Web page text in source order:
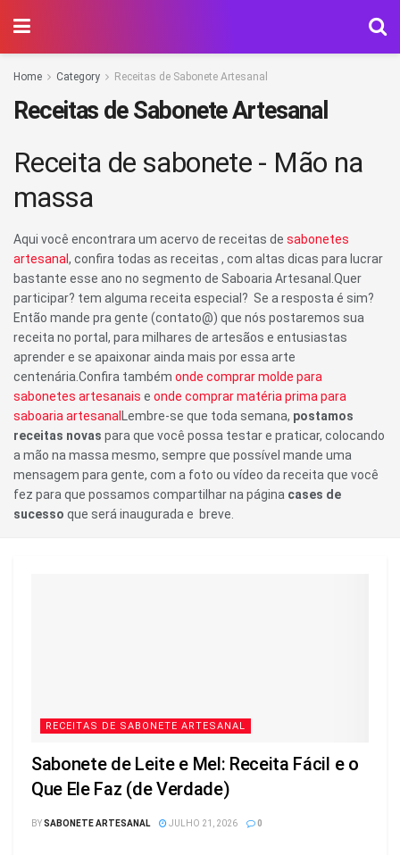
Home Category Receitas de Sabonete Artesanal
Receitas de Sabonete Artesanal
Receita de sabonete - Mão na
massa
Aqui você encontrara um acervo de receitas de sabonetes
artesanal , confira todas as receitas , com altas dicas para lucrar
bastante esse ano no segmento de Saboaria Artesanal.Quer
participar? tem alguma receita especial? Se a resposta é sim?
Então mande pra gente (contato@) que nós postaremos sua
receita no portal, para milhares de artesãos e entusiastas
aprender e se apaixonar ainda mais por essa arte
centenária.Confira também onde comprar molde para
sabonetes artesanais e onde comprar matéria prima para
saboaria artesanal Lembre-se que toda semana, postamos
receitas novas para que você possa testar e praticar, colocando
a mão na massa mesmo, sempre que possível mande uma
mensagem para gente, com a foto ou vídeo da receita que você
fez para que possamos compartilhar na página cases de
sucesso que será inaugurada e breve.
RECEITAS DE SABONETE ARTESANAL
Sabonete de Leite e Mel: Receita Fácil e o
Que Ele Faz (de Verdade)
BYSABONETE ARTESANAL JULHO 21, 2026 0